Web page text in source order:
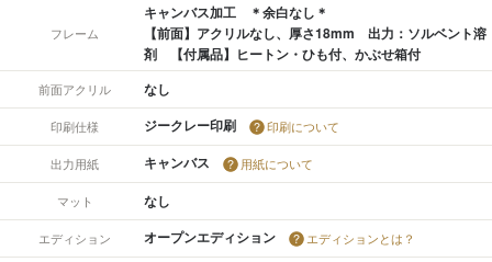
フレーム
キャンバス加工 ＊余白なし＊
【前面】アクリルなし、厚さ18mm 出力：ソルベント溶
剤 【付属品】ヒートン・ひも付、かぶせ箱付
前面アクリル なし
印刷仕様 ジークレー印刷 印刷について
出力用紙 キャンバス 用紙について
マット なし
エディション オープンエディション エディションとは？